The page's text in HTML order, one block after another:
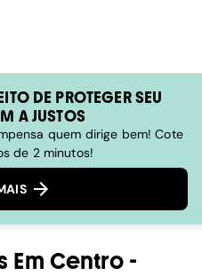
DE PROTEGER SEU
A JUSTOS
quem dirige bem! Cote
de 2 minutos!
Em Centro-